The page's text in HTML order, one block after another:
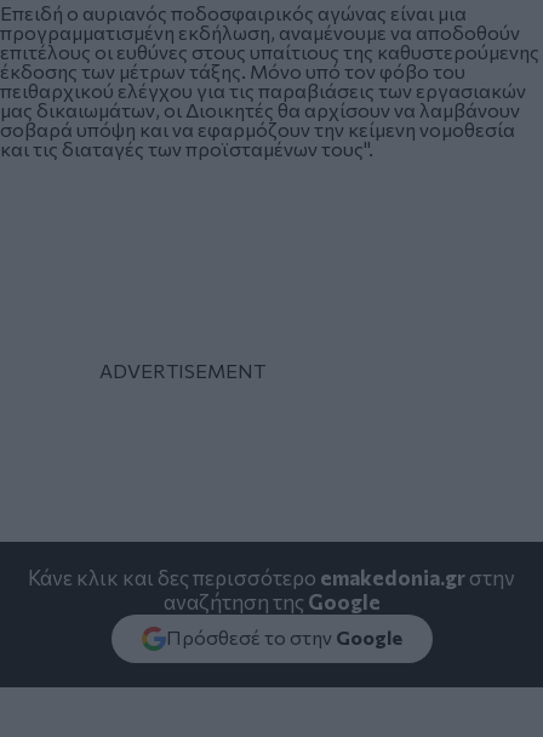
Επειδή ο αυριανός ποδοσφαιρικός αγώνας είναι μια
προγραμματισμένη εκδήλωση, αναμένουμε να αποδοθούν
επιτέλους οι ευθύνες στους υπαίτιους της καθυστερούμενης
έκδοσης των μέτρων τάξης. Μόνο υπό τον φόβο του
πειθαρχικού ελέγχου για τις παραβιάσεις των εργασιακών
μας δικαιωμάτων, οι Διοικητές θα αρχίσουν να λαμβάνουν
σοβαρά υπόψη και να εφαρμόζουν την κείμενη νομοθεσία
και τις διαταγές των προϊσταμένων τους".
Κάνε κλικ και δες περισσότερο emakedonia.grστην
αναζήτηση της Google
Πρόσθεσέ το στην Google